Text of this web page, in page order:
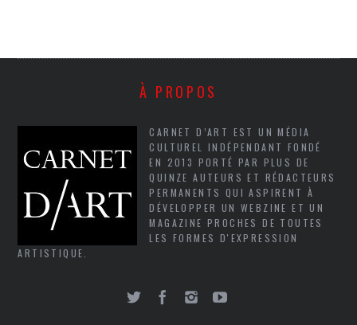
À PROPOS
CARNET D’ART EST UN MÉDIA
CULTUREL INDÉPENDANT FONDÉ
EN 2013 PORTÉ PAR PLUS DE
QUINZE AUTEURS ET RÉDACTEURS
PERMANENTS QUI ASPIRENT À
DÉVELOPPER UN WEBZINE ET UN
MAGAZINE PROCHES DE TOUTES
LES FORMES D'EXPRESSION
ARTISTIQUE.